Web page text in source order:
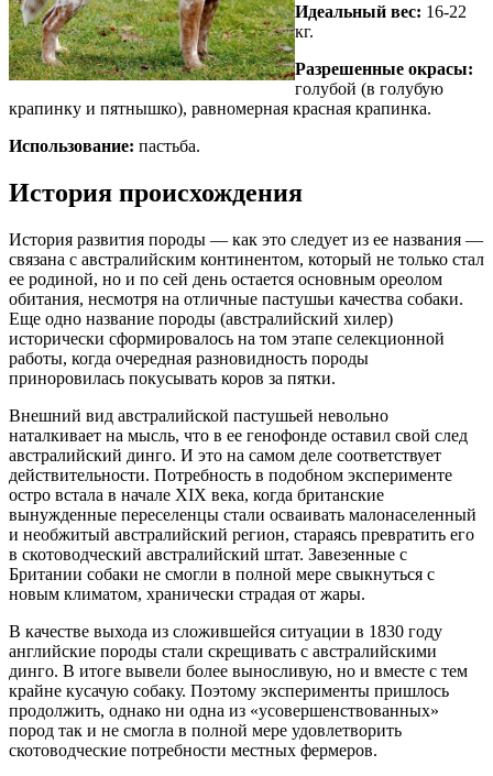
Идеальный вес: 16-22
кг.
Разрешенные окрасы:
голубой (в голубую
крапинку и пятнышко), равномерная красная крапинка.
Использование: пастьба.
История происхождения
История развития породы — как это следует из ее названия —
связана с австралийским континентом, который не только стал
ее родиной, но и по сей день остается основным ореолом
обитания, несмотря на отличные пастушьи качества собаки.
Еще одно название породы (австралийский хилер)
исторически сформировалось на том этапе селекционной
работы, когда очередная разновидность породы
приноровилась покусывать коров за пятки.
Внешний вид австралийской пастушьей невольно
наталкивает на мысль, что в ее генофонде оставил свой след
австралийский динго. И это на самом деле соответствует
действительности. Потребность в подобном эксперименте
остро встала в начале XIX века, когда британские
вынужденные переселенцы стали осваивать малонаселенный
и необжитый австралийский регион, стараясь превратить его
в скотоводческий австралийский штат. Завезенные с
Британии собаки не смогли в полной мере свыкнуться с
новым климатом, хранически страдая от жары.
В качестве выхода из сложившейся ситуации в 1830 году
английские породы стали скрещивать с австралийскими
динго. В итоге вывели более выносливую, но и вместе с тем
крайне кусачую собаку. Поэтому эксперименты пришлось
продолжить, однако ни одна из «усовершенствованных»
пород так и не смогла в полной мере удовлетворить
скотоводческие потребности местных фермеров.